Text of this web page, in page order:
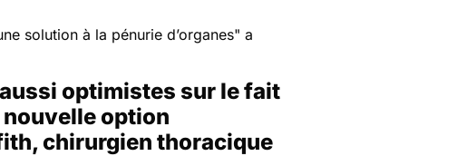
solution à la pénurie d’organes" a
optimistes sur le fait
option
chirurgien thoracique